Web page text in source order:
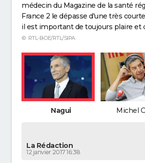
médecin du Magazine de la santé
France 2 le dépasse d'une très
il est important de toujours plaire et
© RTL-BOE/RTL/SIPA
Nagui Michel
La Rédaction
12 janvier 2017 16:38